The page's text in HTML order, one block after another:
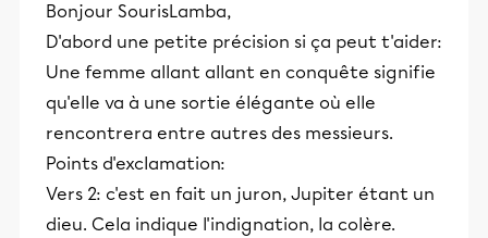
Bonjour SourisLamba,
D'abord une petite précision si ça peut t'aider:
Une femme allant allant en conquête signifie
qu'elle va à une sortie élégante où elle
rencontrera entre autres des messieurs.
Points d'exclamation:
Vers 2: c'est en fait un juron, Jupiter étant un
dieu. Cela indique l'indignation, la colère.